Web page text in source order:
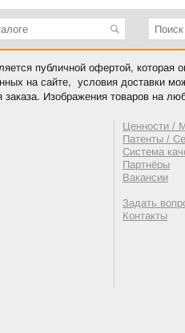
публичной офертой,
на сайте, условия доставки
Изображения товаров на
Ценности /
Патенты /
Система
Партнёры
Вакансии
Задать
Контакты